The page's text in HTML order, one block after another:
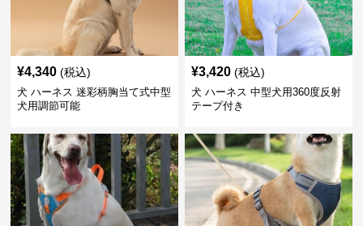
¥4,340 (税込)
犬 ハーネス 迷彩柄胸当て式中型
犬用調節可能
¥3,420 (税込)
犬 ハーネス 中型犬用360度反射
テープ付き